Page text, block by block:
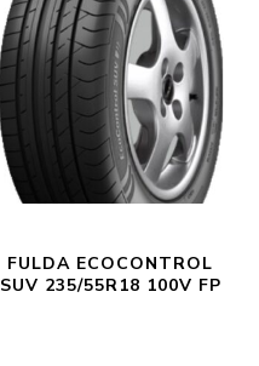
FULDA ECOCONTROL
SUV 235/55R18 100V FP